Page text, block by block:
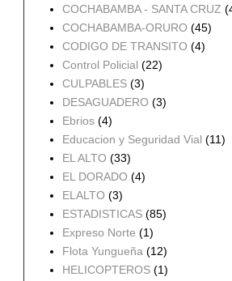
COCHABAMBA - SANTA CRUZ
COCHABAMBA-ORURO (45)
CODIGO DE TRANSITO (4)
Control Policial (22)
CULPABLES (3)
DESAGUADERO (3)
Ebrios (4)
Educacion y Seguridad Vial (11)
EL ALTO (33)
EL DORADO (4)
ELALTO (3)
ESTADISTICAS (85)
Expreso Norte (1)
Flota Yungueña (12)
HELICOPTEROS (1)